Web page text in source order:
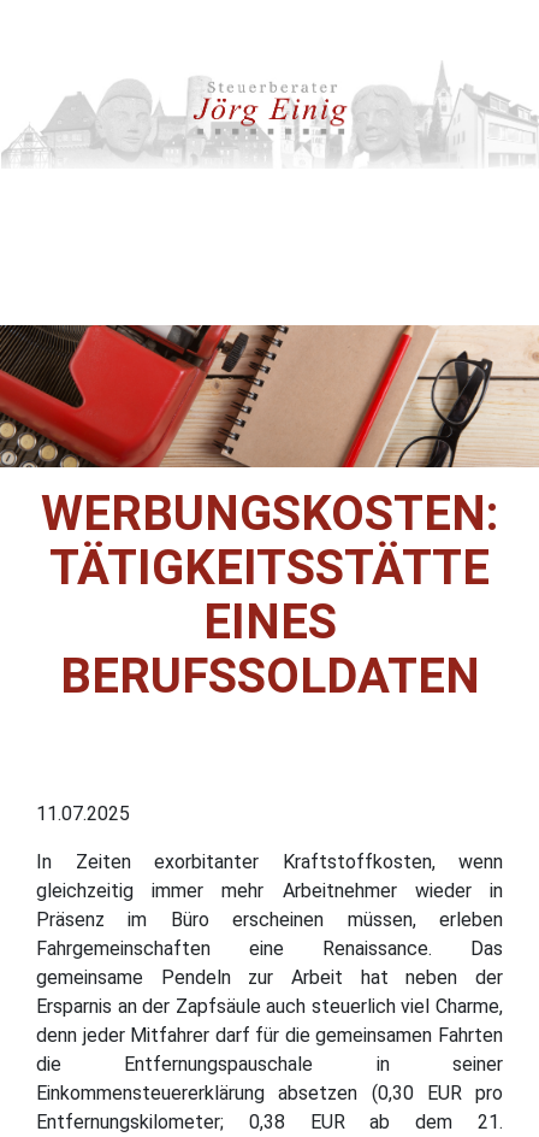
WERBUNGSKOSTEN:
TÄTIGKEITSSTÄTTE
EINES
BERUFSSOLDATEN
11.07.2025
In Zeiten exorbitanter Kraftstoffkosten, wenn
gleichzeitig immer mehr Arbeitnehmer wieder in
Präsenz im Büro erscheinen müssen, erleben
Fahrgemeinschaften eine Renaissance. Das
gemeinsame Pendeln zur Arbeit hat neben der
Ersparnis an der Zapfsäule auch steuerlich viel Charme,
denn jeder Mitfahrer darf für die gemeinsamen Fahrten
die Entfernungspauschale in seiner
Einkommensteuererklärung absetzen (0,30 EUR pro
Entfernungskilometer; 0,38 EUR ab dem 21.